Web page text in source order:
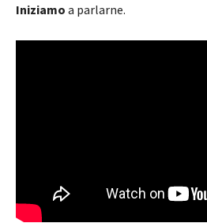
Iniziamo a parlarne.